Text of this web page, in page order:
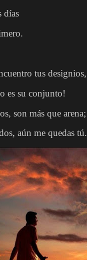
días
tus designios,
es su conjunto!
son más que arena;
aún me quedas tú.